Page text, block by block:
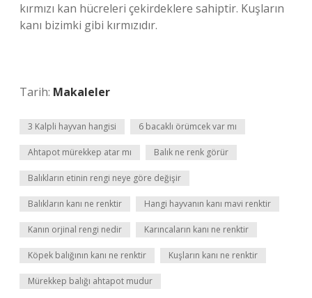
kırmızı kan hücreleri çekirdeklere sahiptir. Kuşların
kanı bizimki gibi kırmızıdır.
Tarih: Makaleler
3 Kalpli hayvan hangisi 6 bacaklı örümcek var mı
Ahtapot mürekkep atar mı Balık ne renk görür
Balıkların etinin rengi neye göre değişir
Balıkların kanı ne renktir Hangi hayvanın kanı mavi renktir
Kanın orjinal rengi nedir Karıncaların kanı ne renktir
Köpek balığının kanı ne renktir Kuşların kanı ne renktir
Mürekkep balığı ahtapot mudur